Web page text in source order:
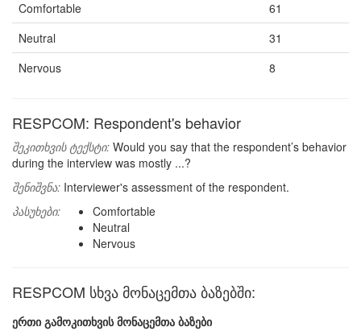
Comfortable
61
Neutral
31
Nervous
8
RESPCOM: Respondent's behavior
შეკითხვის ტექსტი: Would you say that the respondent’s behavior
during the interview was mostly ...?
შენიშვნა: Interviewer's assessment of the respondent.
პასუხები:
Comfortable
Neutral
Nervous
RESPCOM სხვა მონაცემთა ბაზებში:
ერთი გამოკითხვის მონაცემთა ბაზები